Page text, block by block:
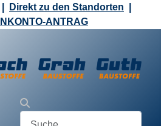
Direkt zu den Standorten
ANTRAG